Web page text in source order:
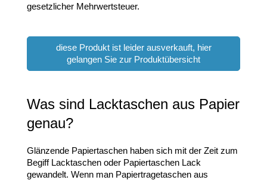
gesetzlicher Mehrwertsteuer.
diese Produkt ist leider ausverkauft, hier
gelangen Sie zur Produktübersicht
Was sind Lacktaschen aus Papier
genau?
Glänzende Papiertaschen haben sich mit der Zeit zum
Begiff Lacktaschen oder Papiertaschen Lack
gewandelt. Wenn man Papiertragetaschen aus